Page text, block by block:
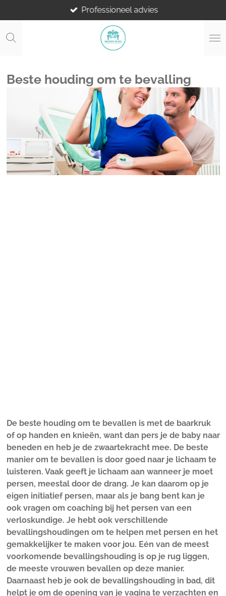
direct
naar
Professioneel advies
Beste houding om te bevalling
De beste houding om te bevallen is met de baarkruk
of op handen en knieën, want dan pers je de baby naar
beneden en heb je de zwaartekracht mee. De beste
manier om te bevallen is door goed naar je lichaam te
luisteren. Vaak geeft je lichaam aan wanneer je moet
persen, meestal door de drang. Je kan daarom op je
eigen initiatief persen, maar als je bang bent kan je
ook vragen om coaching bij het persen van een
verloskundige. Je hebt ook verschillende
bevallingshoudingen om te helpen met persen en het
gemakkelijker te maken voor jou. Eén van de meest
voorkomende bevallingshouding is op je rug liggen,
de meeste vrouwen bevallen op deze manier.
Daarnaast heb je ook de bevallingshouding in bad, dit
helpt je om de opening van je vagina te verzachten en